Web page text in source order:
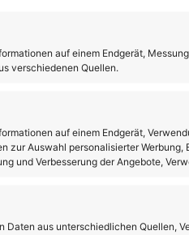
auf einem Endgerät,
verschiedenen Quellen.
auf einem Endgerät,
zur Auswahl personalisierter
und Verbesserung der Angebote,
Daten aus unterschiedlichen Quellen,